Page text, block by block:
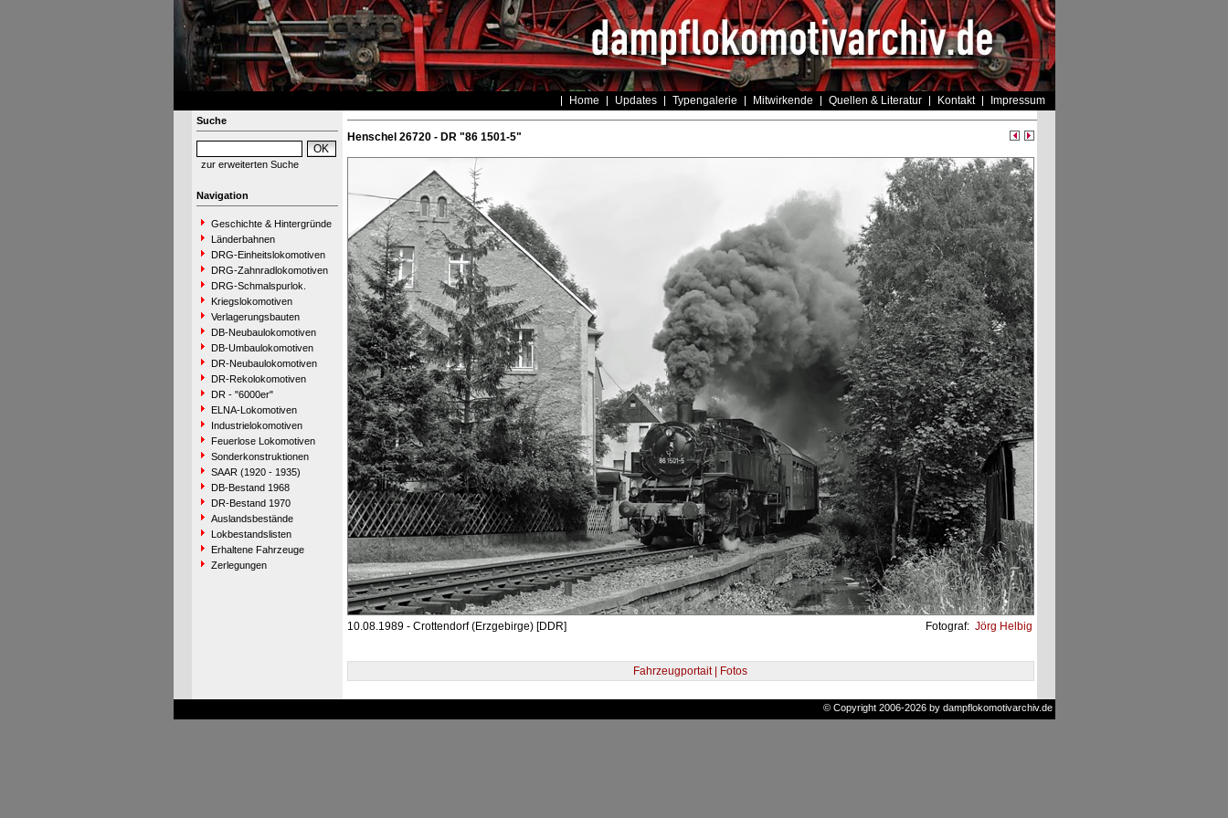
Home Updates Typengalerie Mitwirkende Quellen & Literatur Kontakt Impressum
Suche
zur erweiterten Suche
Navigation
Geschichte & Hintergründe
Länderbahnen
DRG-Einheitslokomotiven
DRG-Zahnradlokomotiven
DRG-Schmalspurlok.
Kriegslokomotiven
Verlagerungsbauten
DB-Neubaulokomotiven
DB-Umbaulokomotiven
DR-Neubaulokomotiven
DR-Rekolokomotiven
DR - "6000er"
ELNA-Lokomotiven
Industrielokomotiven
Feuerlose Lokomotiven
Sonderkonstruktionen
SAAR (1920 - 1935)
DB-Bestand 1968
DR-Bestand 1970
Auslandsbestände
Lokbestandslisten
Erhaltene Fahrzeuge
Zerlegungen
Henschel 26720 - DR "86 1501-5"
10.08.1989 - Crottendorf (Erzgebirge) [DDR] Fotograf: Jörg Helbig
Fahrzeugportait | Fotos
© Copyright 2006-2026 by dampflokomotivarchiv.de